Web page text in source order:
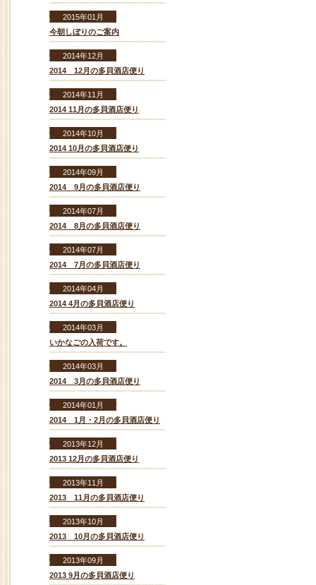
2015年01月
今朝しぼりのご案内
2014年12月
2014 12月の多貝酒店便り
2014年11月
2014 11月の多貝酒店便り
2014年10月
2014 10月の多貝酒店便り
2014年09月
2014 9月の多貝酒店便り
2014年07月
2014 8月の多貝酒店便り
2014年07月
2014 7月の多貝酒店便り
2014年04月
2014 4月の多貝酒店便り
2014年03月
いかなごの入荷です。
2014年03月
2014 3月の多貝酒店便り
2014年01月
2014 1月・2月の多貝酒店便り
2013年12月
2013 12月の多貝酒店便り
2013年11月
2013 11月の多貝酒店便り
2013年10月
2013 10月の多貝酒店便り
2013年09月
2013 9月の多貝酒店便り